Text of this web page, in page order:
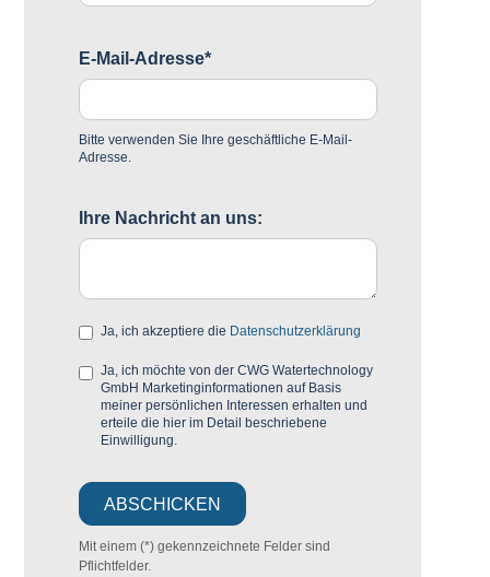
E-Mail-Adresse*
Bitte verwenden Sie Ihre geschäftliche E-Mail-
Adresse.
Ihre Nachricht an uns:
Ja, ich akzeptiere die Datenschutzerklärung
Ja, ich möchte von der CWG Watertechnology
GmbH Marketinginformationen auf Basis
meiner persönlichen Interessen erhalten und
erteile die hier im Detail beschriebene
Einwilligung.
Mit einem (*) gekennzeichnete Felder sind
Pflichtfelder.